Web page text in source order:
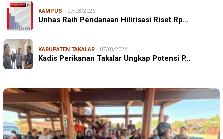
KAMPUS 07/08/2026
Unhas Raih Pendanaan Hilirisasi Riset Rp…
KABUPATEN TAKALAR 07/08/2026
Kadis Perikanan Takalar Ungkap Potensi P…